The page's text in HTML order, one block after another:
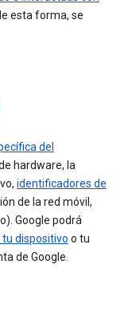
esta forma, se
del
hardware, la
identificadores de
de la red móvil,
Google podrá
dispositivo o tu
de Google.